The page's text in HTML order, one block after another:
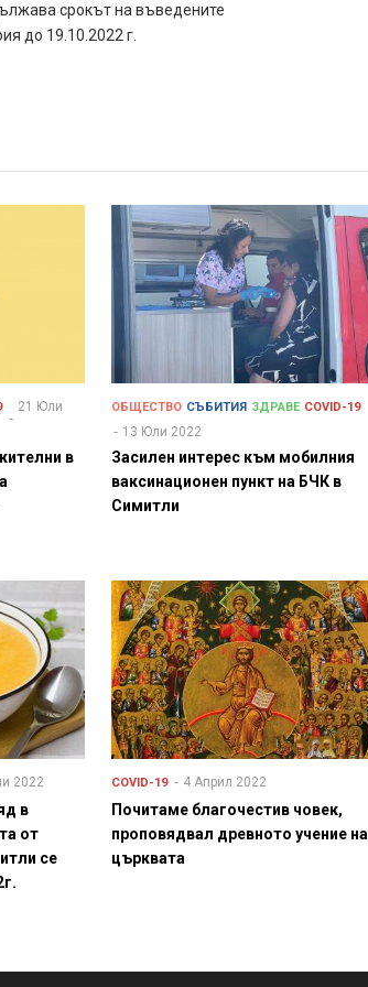
срокът на въведените
до 19.10.2022 г.
21 Юли
в
ОБЩЕСТВО СЪБИТИЯ ЗДРАВЕ COVID-19
13 Юли 2022
Засилен интерес към мобилния
ваксинационен пункт на БЧК в
Симитли
2022
в
от
се
COVID-19 4 Април 2022
Почитаме благочестив човек,
проповядвал древното учение на
църквата